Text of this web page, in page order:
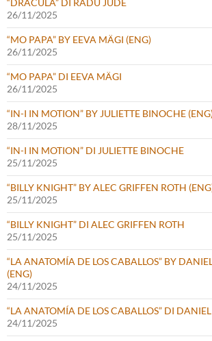
“DRACULA” DI RADU JUDE
26/11/2025
“MO PAPA” BY EEVA MÄGI (ENG)
26/11/2025
“MO PAPA” DI EEVA MÄGI
26/11/2025
“IN-I IN MOTION” BY JULIETTE BINOCHE
28/11/2025
“IN-I IN MOTION” DI JULIETTE BINOCHE
25/11/2025
“BILLY KNIGHT” BY ALEC GRIFFEN ROTH
25/11/2025
“BILLY KNIGHT” DI ALEC GRIFFEN ROTH
25/11/2025
“LA ANATOMÍA DE LOS CABALLOS” BY
(ENG)
24/11/2025
“LA ANATOMÍA DE LOS CABALLOS” DI
24/11/2025